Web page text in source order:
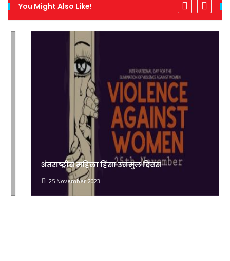
You Might Also Like!
अंतराष्ट्रीय महिला हिंसा उनमुल दिवस
25 November 2023